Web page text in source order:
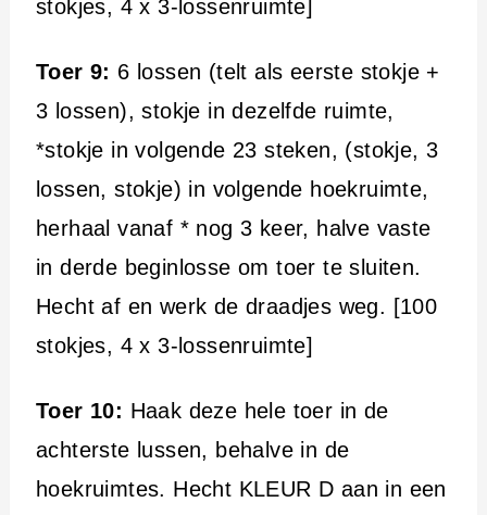
stokjes, 4 x 3-lossenruimte]
Toer 9: 6 lossen (telt als eerste stokje +
3 lossen), stokje in dezelfde ruimte,
*stokje in volgende 23 steken, (stokje, 3
lossen, stokje) in volgende hoekruimte,
herhaal vanaf * nog 3 keer, halve vaste
in derde beginlosse om toer te sluiten.
Hecht af en werk de draadjes weg. [100
stokjes, 4 x 3-lossenruimte]
Toer 10: Haak deze hele toer in de
achterste lussen, behalve in de
hoekruimtes. Hecht KLEUR D aan in een